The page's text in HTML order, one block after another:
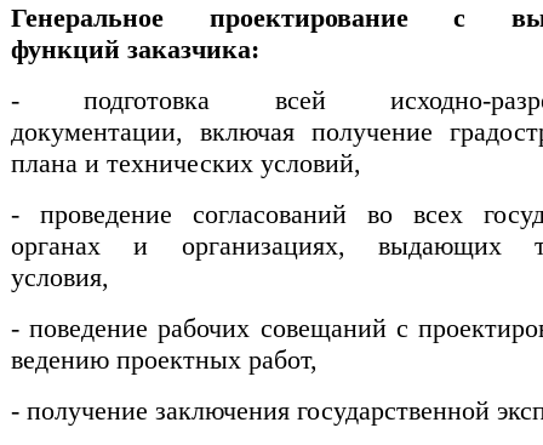
Генеральное проектирование с
функций заказчика:
- подготовка всей исходно-
документации, включая получение
плана и технических условий,
- проведение согласований во всех
органах и организациях, выдающих
условия,
- поведение рабочих совещаний с
ведению проектных работ,
- получение заключения государственной